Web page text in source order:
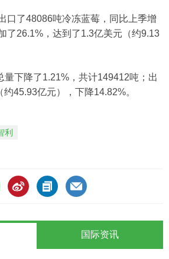
口了48086吨冷冻蓝莓，同比上季增
了26.1%，达到了1.3亿美元（约9.13
量下降了1.21%，共计149412吨；出
45.93亿元），下降14.82%。
利
国际资讯